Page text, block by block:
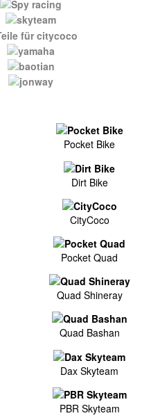
Pocket Bike
Dirt Bike
CityCoco
Pocket Quad
Quad Shineray
Quad Bashan
Dax Skyteam
PBR Skyteam